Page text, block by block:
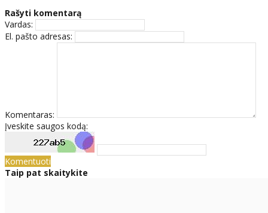
Rašyti komentarą
Vardas:
El. pašto adresas:
Komentaras:
Įveskite saugos kodą:
Komentuoti
Taip pat skaitykite